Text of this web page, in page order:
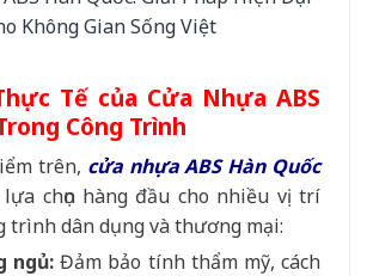
Tế của Cửa Nhựa ABS
Công Trình
trên, cửa nhựa ABS Hàn Quốc
chọn hàng đầu cho nhiều vị trí
trình dân dụng và thương mại:
ngủ: Đảm bảo tính thẩm mỹ, cách